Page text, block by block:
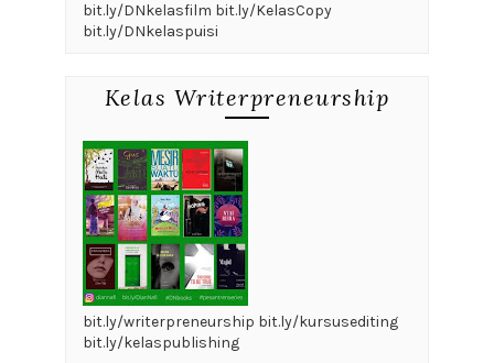
bit.ly/DNkelasfilm bit.ly/KelasCopy
bit.ly/DNkelaspuisi
Kelas Writerpreneurship
bit.ly/writerpreneurship bit.ly/kursusediting
bit.ly/kelaspublishing